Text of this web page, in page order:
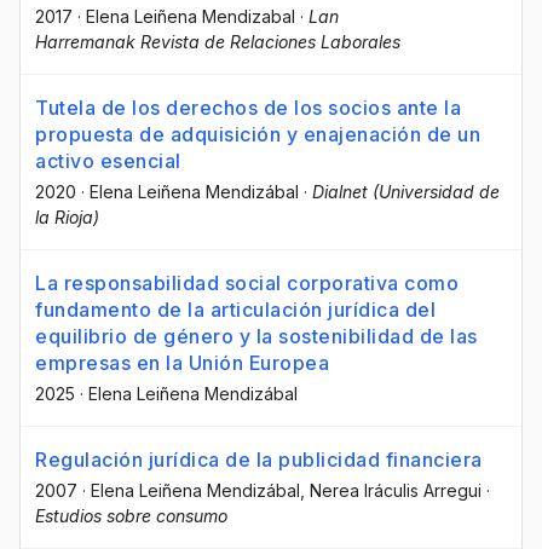
2017 · Elena Leiñena Mendizabal · Lan
Harremanak Revista de Relaciones Laborales
Tutela de los derechos de los socios ante la
propuesta de adquisición y enajenación de un
activo esencial
2020 · Elena Leiñena Mendizábal · Dialnet (Universidad de
la Rioja)
La responsabilidad social corporativa como
fundamento de la articulación jurídica del
equilibrio de género y la sostenibilidad de las
empresas en la Unión Europea
2025 · Elena Leiñena Mendizábal
Regulación jurídica de la publicidad financiera
2007 · Elena Leiñena Mendizábal , Nerea Iráculis Arregui ·
Estudios sobre consumo